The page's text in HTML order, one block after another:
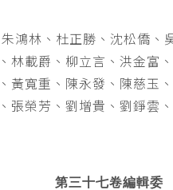
朱鴻林、杜正勝、沈松僑、
林載爵、柳立言、洪金富
黃寬重、陳永發、陳慈玉
張榮芳、劉增貴、劉錚雲
第三十七卷編輯委